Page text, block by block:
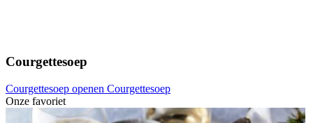
Courgettesoep
Courgettesoep openen Courgettesoep
Onze favoriet